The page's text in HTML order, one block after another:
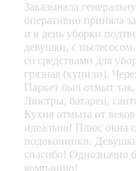
Заказывала
оперативно приняла
и в день уборки
девушки, с
со средствами для
грязная (купили).
Паркет был отмыт так,
Люстры, батареи,
Кухня отмыта от
идеально! Плюс окна
подоконники.
спасибо! Однозначно
компанию!